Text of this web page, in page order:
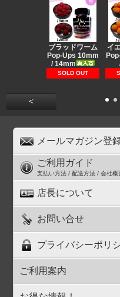
ブラッドワーム
Pop-Ups 10mm
/ 14mm
SOLD OUT
イ
<
メールマガジン登
ご利用ガイド
支払い方法 / 配送方法 / 会社概
店長について
お問い合せ
プライバシーポリ
ご利用案内